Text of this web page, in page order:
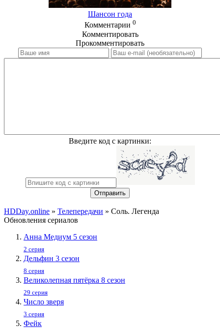
Шансон года
Комментарии 0
Комментировать
Прокомментировать
Введите код с картинки:
Отправить
HDDay.online » Телепередачи » Соль. Легенда
Обновления сериалов
Анна Медиум 5 сезон
2 серия
Дельфин 3 сезон
8 серия
Великолепная пятёрка 8 сезон
29 серия
Число зверя
3 серия
Фейк